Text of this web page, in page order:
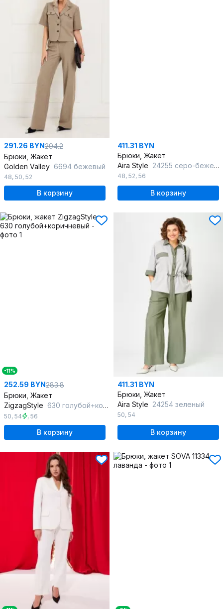
291.26 BYN294.2
Брюки, Жакет
Golden Valley 6694 бежевый
48, 50, 52
В корзину
411.31 BYN
Брюки, Жакет
Aira Style 24255 серо-бежевый
48, 52, 56
В корзину
-11%
252.59 BYN283.8
Брюки, Жакет
ZigzagStyle 630 голубой+коричневый
50, 54 , 56
В корзину
411.31 BYN
Брюки, Жакет
Aira Style 24254 зеленый
50, 54
В корзину